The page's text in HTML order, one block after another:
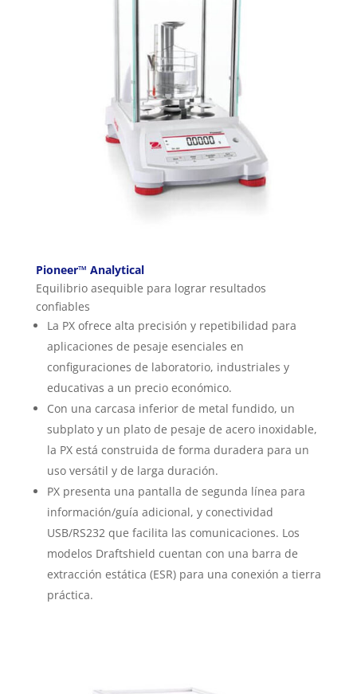
Pioneer™ Analytical
Equilibrio asequible para lograr resultados
confiables
La PX ofrece alta precisión y repetibilidad para
aplicaciones de pesaje esenciales en
configuraciones de laboratorio, industriales y
educativas a un precio económico.
Con una carcasa inferior de metal fundido, un
subplato y un plato de pesaje de acero inoxidable,
la PX está construida de forma duradera para un
uso versátil y de larga duración.
PX presenta una pantalla de segunda línea para
información/guía adicional, y conectividad
USB/RS232 que facilita las comunicaciones. Los
modelos Draftshield cuentan con una barra de
extracción estática (ESR) para una conexión a tierra
práctica.